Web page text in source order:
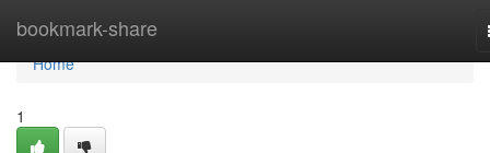
bookmark-share
Home
Home
1